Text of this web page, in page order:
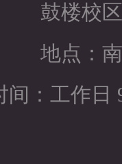
鼓楼校
地点：
间：工作日